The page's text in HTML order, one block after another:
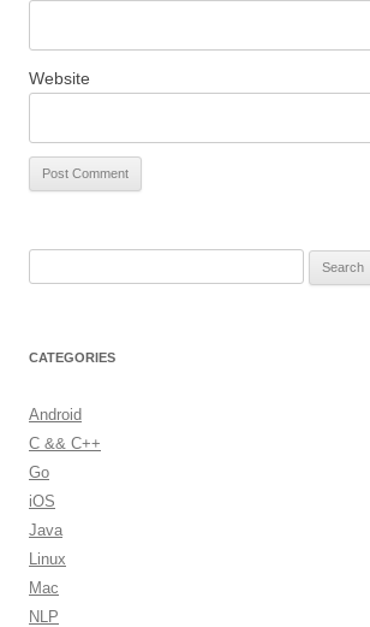
Website
r
h
f
o
r
:
CATEGORIES
Android
C && C++
Go
iOS
Java
Linux
Mac
NLP